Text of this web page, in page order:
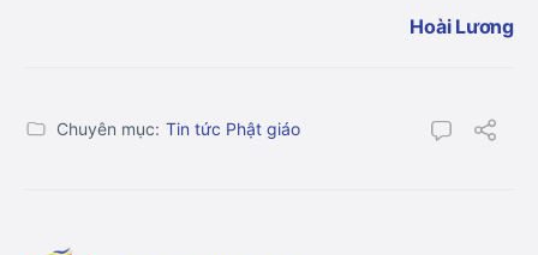
Hoài Lương
Chuyên mục: Tin tức Phật giáo